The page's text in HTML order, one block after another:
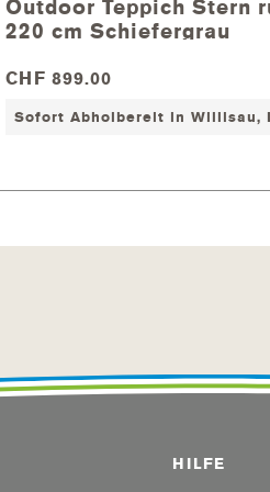
keine normalen Lacke
Beständigkeit gegen
das passende
Outdoor Teppich Stern
220 cm Schiefergrau
CHF 899.00
Sofort Abholbereit in Willisau,
HILFE